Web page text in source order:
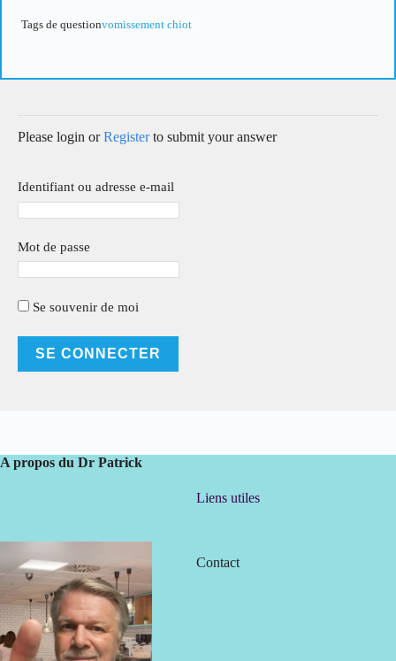
Tags de questionvomissement chiot
Please login orRegisterto submit your answer
Identifiant ou adresse e-mail
Mot de passe
Se souvenir de moi
A propos du Dr Patrick
Liens utiles
Contact